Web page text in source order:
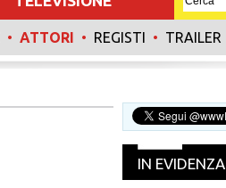
• ATTORI • REGISTI • TRAILER
IN EVIDENZA